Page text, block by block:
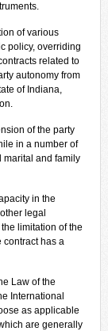
of various
policy, overriding
related to
autonomy from
of Indiana,
of the party
in a number of
marital and family
in the
legal
limitation of the
contract has a
Law of the
International
as applicable
are generally